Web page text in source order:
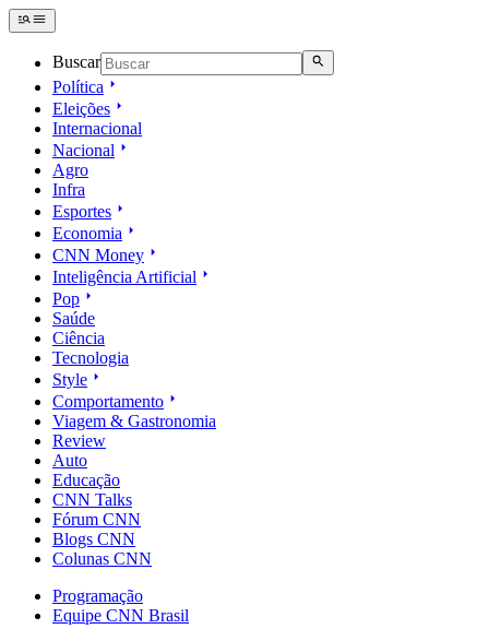
Buscar
Política
Eleições
Internacional
Nacional
Agro
Infra
Esportes
Economia
CNN Money
Inteligência Artificial
Pop
Saúde
Ciência
Tecnologia
Style
Comportamento
Viagem & Gastronomia
Review
Auto
Educação
CNN Talks
Fórum CNN
Blogs CNN
Colunas CNN
Programação
Equipe CNN Brasil